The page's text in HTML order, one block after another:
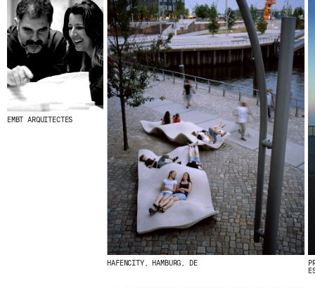
EMBT ARQUITECTES
HAFENCITY, HAMBURG, DE